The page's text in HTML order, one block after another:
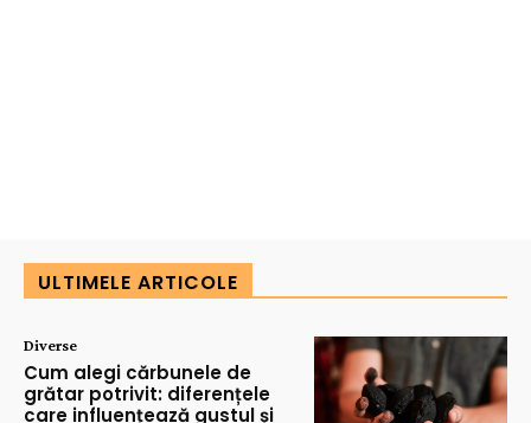
ULTIMELE ARTICOLE
Diverse
Cum alegi cărbunele de
grătar potrivit: diferențele
care influențează gustul și